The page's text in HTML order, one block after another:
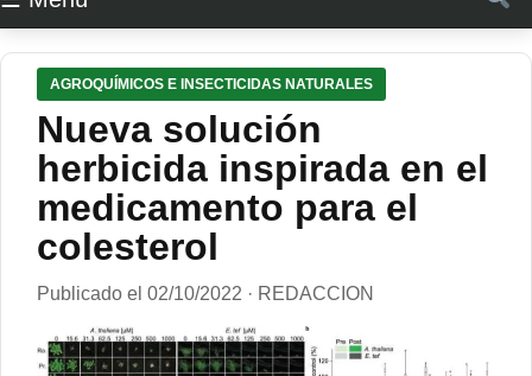
AGROQUÍMICOS E INSECTICIDAS NATURALES
Nueva solución
herbicida inspirada en el
medicamento para el
colesterol
Publicado el 02/10/2022 · REDACCION